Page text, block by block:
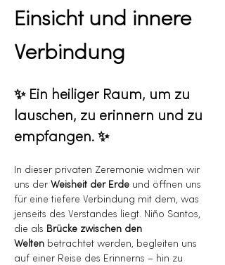
Einsicht und innere
Verbindung
✨ Ein heiliger Raum, um zu
lauschen, zu erinnern und zu
empfangen. ✨
In dieser privaten Zeremonie widmen wir
uns der Weisheit der Erde und öffnen uns
für eine tiefere Verbindung mit dem, was
jenseits des Verstandes liegt. Niño Santos,
die als Brücke zwischen den
Welten betrachtet werden, begleiten uns
auf einer Reise des Erinnerns – hin zu